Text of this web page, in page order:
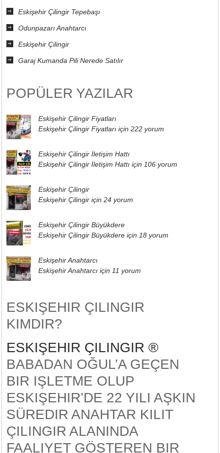
Eskişehir Çilingir Tepebaşı
Odunpazarı Anahtarcı
Eskişehir Çilingir
Garaj Kumanda Pili Nerede Satılır
POPÜLER YAZILAR
Eskişehir Çilingir Fiyatları
Eskişehir Çilingir Fiyatları için 222 yorum
Eskişehir Çilingir İletişim Hattı
Eskişehir Çilingir İletişim Hattı için 106 yorum
Eskişehir Çilingir
Eskişehir Çilingir için 24 yorum
Eskişehir Çilingir Büyükdere
Eskişehir Çilingir Büyükdere için 18 yorum
Eskişehir Anahtarcı
Eskişehir Anahtarcı için 11 yorum
ESKIŞEHIR ÇILINGIR
KIMDIR?
ESKIŞEHIR ÇILINGIR ®
BABADAN OĞUL’A GEÇEN
BIR IŞLETME OLUP
ESKIŞEHIR’DE 22 YILI AŞKIN
SÜREDIR ANAHTAR KILIT
ÇILINGIR ALANINDA
FAALIYET GÖSTEREN BIR